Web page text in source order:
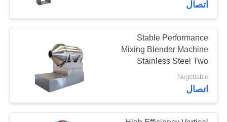
آلة طلاء اللوحي
18
اتصال
Stable Performance
Mixing Blender Machine
Stainless Steel Two
Dimensional Mixer
Negotiable
اتصال